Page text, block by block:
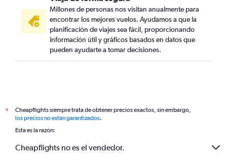
Millones de personas nos visitan anualmente para
encontrar los mejores vuelos. Ayudamos a que la
planificación de viajes sea fácil, proporcionando
información útil y gráficos basados en datos que
pueden ayudarte a tomar decisiones.
*
Cheapflights siempre trata de obtener precios exactos, sin embargo,
los precios no están garantizados.
Esta es la razón:
Cheapflights no es el vendedor.